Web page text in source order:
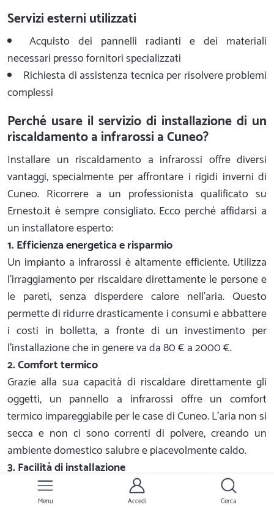
Servizi esterni utilizzati
Acquisto dei pannelli radianti e dei materiali
necessari presso fornitori specializzati
Richiesta di assistenza tecnica per risolvere problemi
complessi
Perché usare il servizio di installazione di un
riscaldamento a infrarossi a Cuneo?
Installare un riscaldamento a infrarossi offre diversi
vantaggi, specialmente per affrontare i rigidi inverni di
Cuneo. Ricorrere a un professionista qualificato su
Ernesto.it è sempre consigliato. Ecco perché affidarsi a
un installatore esperto:
1. Efficienza energetica e risparmio
Un impianto a infrarossi è altamente efficiente. Utilizza
l'irraggiamento per riscaldare direttamente le persone e
le pareti, senza disperdere calore nell'aria. Questo
permette di ridurre drasticamente i consumi e abbattere
i costi in bolletta, a fronte di un investimento per
l'installazione che in genere va da 80 € a 2000 €.
2. Comfort termico
Grazie alla sua capacità di riscaldare direttamente gli
oggetti, un pannello a infrarossi offre un comfort
termico impareggiabile per le case di Cuneo. L'aria non si
secca e non ci sono correnti di polvere, creando un
ambiente domestico salubre e piacevolmente caldo.
3. Facilità di installazione
Sebbene sia fondamentale affidarsi a un tecnico di
Ernesto.it per l'installazione a Cuneo, l'operazione è
Menu Accedi Cerca